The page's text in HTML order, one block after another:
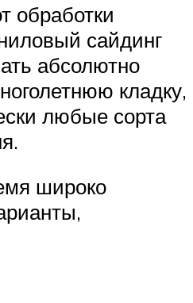
обработки
сайдинг
абсолютно
кладку,
любые сорта
широко